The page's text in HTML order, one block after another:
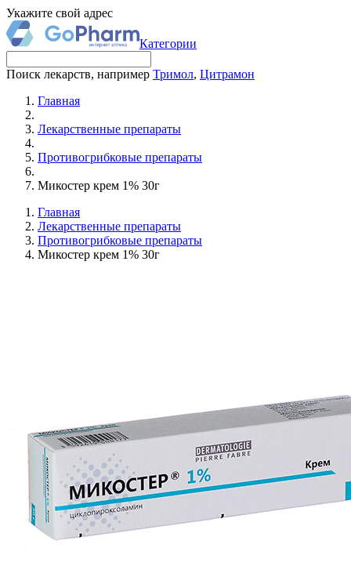
Укажите свой адрес
Категории
Поиск лекарств, например Тримол, Цитрамон
Главная
Лекарственные препараты
Противогрибковые препараты
Микостер крем 1% 30г
Главная
Лекарственные препараты
Противогрибковые препараты
Микостер крем 1% 30г